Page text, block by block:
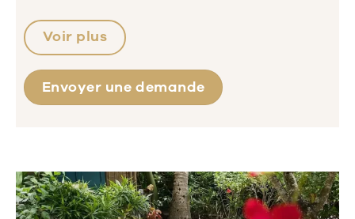
Voir plus
Envoyer une demande